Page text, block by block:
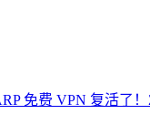
免费 VPN 复活了